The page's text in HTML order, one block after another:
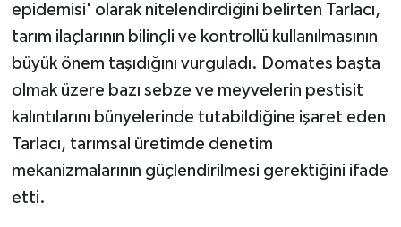
epidemisi' olarak nitelendirdiğini belirten Tarlacı,
tarım ilaçlarının bilinçli ve kontrollü kullanılmasının
büyük önem taşıdığını vurguladı. Domates başta
olmak üzere bazı sebze ve meyvelerin pestisit
kalıntılarını bünyelerinde tutabildiğine işaret eden
Tarlacı, tarımsal üretimde denetim
mekanizmalarının güçlendirilmesi gerektiğini ifade
etti.